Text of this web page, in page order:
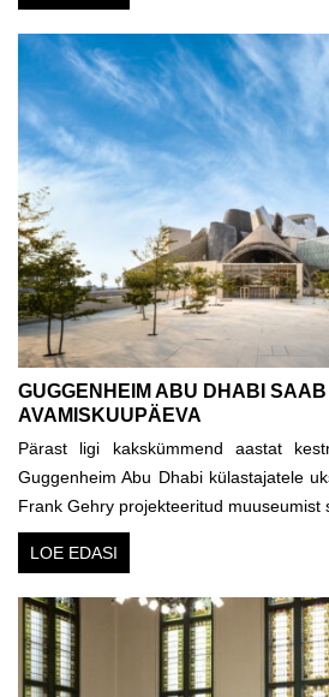
GUGGENHEIM ABU DHABI
AVAMISKUUPÄEVA
Pärast ligi kakskümmend aastat
Guggenheim Abu Dhabi külastajatele
Frank Gehry projekteeritud
LOE EDASI